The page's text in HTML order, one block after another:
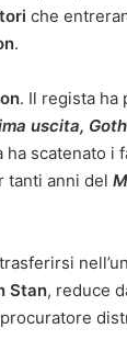
che
.
. Il regista ha
uscita,
scatenato i
tanti anni del
Stan, reduce